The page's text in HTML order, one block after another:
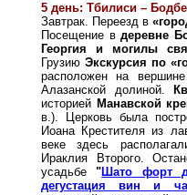
5 день: Тбилиси –
Завтрак. Переезд в
Посещение в деревне
Георгия и могилы
ГрузиюЭкскурсия по
расположен на
Алазанской долиной.
историей Манавской
в.). Церковь была
Иоана Крестителя из
веке здесь
Ираклия Второго.
усадьбе"Шато форт
дегустация вин и